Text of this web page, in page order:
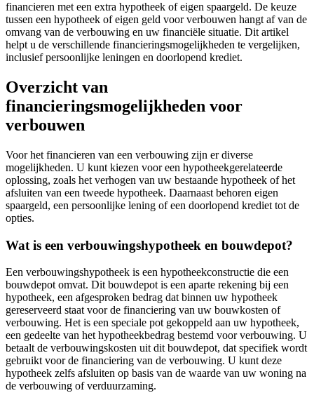
financieren met een extra hypotheek of eigen spaargeld. De keuze
tussen een hypotheek of eigen geld voor verbouwen hangt af van de
omvang van de verbouwing en uw financiële situatie. Dit artikel
helpt u de verschillende financieringsmogelijkheden te vergelijken,
inclusief persoonlijke leningen en doorlopend krediet.
Overzicht van
financieringsmogelijkheden voor
verbouwen
Voor het financieren van een verbouwing zijn er diverse
mogelijkheden. U kunt kiezen voor een hypotheekgerelateerde
oplossing, zoals het verhogen van uw bestaande hypotheek of het
afsluiten van een tweede hypotheek. Daarnaast behoren eigen
spaargeld, een persoonlijke lening of een doorlopend krediet tot de
opties.
Wat is een verbouwingshypotheek en bouwdepot?
Een verbouwingshypotheek is een hypotheekconstructie die een
bouwdepot omvat. Dit bouwdepot is een aparte rekening bij een
hypotheek, een afgesproken bedrag dat binnen uw hypotheek
gereserveerd staat voor de financiering van uw bouwkosten of
verbouwing. Het is een speciale pot gekoppeld aan uw hypotheek,
een gedeelte van het hypotheekbedrag bestemd voor verbouwing. U
betaalt de verbouwingskosten uit dit bouwdepot, dat specifiek wordt
gebruikt voor de financiering van de verbouwing. U kunt deze
hypotheek zelfs afsluiten op basis van de waarde van uw woning na
de verbouwing of verduurzaming.